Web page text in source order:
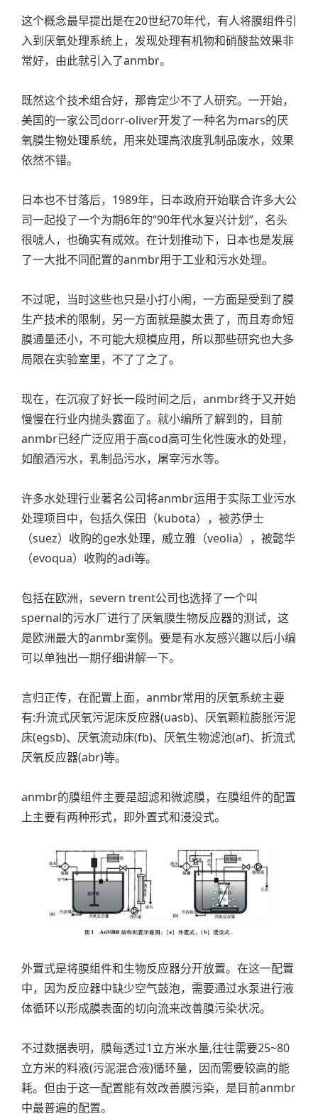
这个概念最早提出是在20世纪70年代，有人将膜组件引
入到厌氧处理系统上，发现处理有机物和硝酸盐效果非
常好，由此就引入了anmbr。
既然这个技术组合好，那肯定少不了人研究。一开始，
美国的一家公司dorr-oliver开发了一种名为mars的厌
氧膜生物处理系统，用来处理高浓度乳制品废水，效果
依然不错。
日本也不甘落后，1989年，日本政府开始联合许多大公
司一起投了一个为期6年的“90年代水复兴计划”，名头
很唬人，也确实有成效。在计划推动下，日本也是发展
了一大批不同配置的anmbr用于工业和污水处理。
不过呢，当时这些也只是小打小闹，一方面是受到了膜
生产技术的限制，另一方面就是膜太贵了，而且寿命短
膜通量还小，不可能大规模应用，所以那些研究也大多
局限在实验室里，不了了之了。
现在，在沉寂了好长一段时间之后，anmbr终于又开始
慢慢在行业内抛头露面了。就小编所了解到的，目前
anmbr已经广泛应用于高cod高可生化性废水的处理，
如酿酒污水，乳制品污水，屠宰污水等。
许多水处理行业著名公司将anmbr运用于实际工业污水
处理项目中，包括久保田（kubota），被苏伊士
（suez）收购的ge水处理，威立雅（veolia），被懿华
（evoqua）收购的adi等。
包括在欧洲，severn trent公司也选择了一个叫
spernal的污水厂进行了厌氧膜生物反应器的测试，这
是欧洲最大的anmbr案例。要是有水友感兴趣以后小编
可以单独出一期仔细讲解一下。
言归正传，在配置上面，anmbr常用的厌氧系统主要
有:升流式厌氧污泥床反应器(uasb)、厌氧颗粒膨胀污泥
床(egsb)、厌氧流动床(fb)、厌氧生物滤池(af)、折流式
厌氧反应器(abr)等。
anmbr的膜组件主要是超滤和微滤膜，在膜组件的配置
上主要有两种形式，即外置式和浸没式。
外置式是将膜组件和生物反应器分开放置。在这一配置
中，因为反应器中缺少空气鼓泡，需要通过水泵进行液
体循环以形成膜表面的切向流来改善膜污染状况。
不过数据表明，膜每透过1立方米水量,往往需要25~80
立方米的料液(污泥混合液)循环量，因而需要较高的能
耗。但由于这一配置能有效改善膜污染，是目前anmbr
中最普遍的配置。